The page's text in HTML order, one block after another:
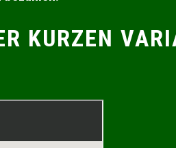
KURZEN